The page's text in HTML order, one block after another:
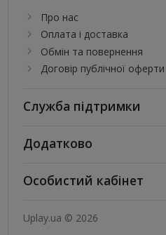
Про нас
Оплата і доставка
Обмін та повернення
Договір публічної оферти
Служба підтримки
Додатково
Особистий кабінет
Uplay.ua © 2026